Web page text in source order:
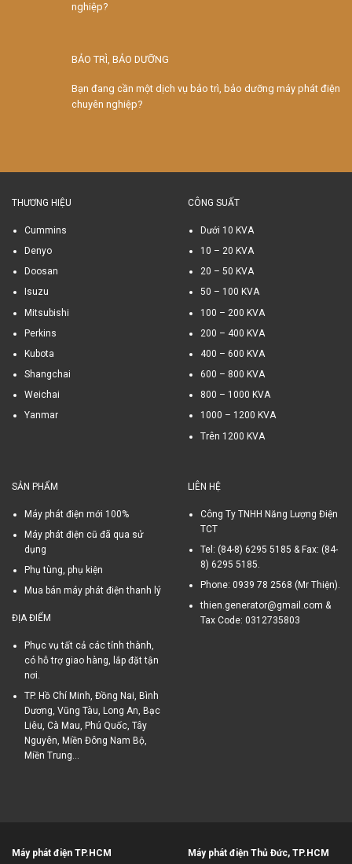
nghiệp?
BẢO TRÌ, BẢO DƯỠNG
Bạn đang cần một dịch vụ bảo trì, bảo dưỡng máy phát điện
chuyên nghiệp?
THƯƠNG HIỆU
Cummins
Denyo
Doosan
Isuzu
Mitsubishi
Perkins
Kubota
Shangchai
Weichai
Yanmar
CÔNG SUẤT
Dưới 10 KVA
10 – 20 KVA
20 – 50 KVA
50 – 100 KVA
100 – 200 KVA
200 – 400 KVA
400 – 600 KVA
600 – 800 KVA
800 – 1000 KVA
1000 – 1200 KVA
Trên 1200 KVA
SẢN PHẨM
Máy phát điện mới 100%
Máy phát điện cũ đã qua sử
dụng
Phụ tùng, phụ kiện
Mua bán máy phát điện thanh lý
ĐỊA ĐIỂM
Phục vụ tất cả các tỉnh thành,
có hỗ trợ giao hàng, lắp đặt tận
nơi.
TP. Hồ Chí Minh, Đồng Nai, Bình
Dương, Vũng Tàu, Long An, Bạc
Liêu, Cà Mau, Phú Quốc, Tây
Nguyên, Miền Đông Nam Bộ,
Miền Trung...
LIÊN HỆ
Công Ty TNHH Năng Lượng Điện
TCT
Tel: (84-8) 6295 5185 & Fax: (84-
8) 6295 5185.
Phone: 0939 78 2568 (Mr Thiện).
thien.generator@gmail.com &
Tax Code: 0312735803
Máy phát điện TP.HCM Máy phát điện Thủ Đức, TP.HCM